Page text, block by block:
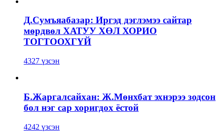
Д.Сумъяабазар: Иргэд дэглэмээ сайтар
мөрдвөл ХАТУУ ХӨЛ ХОРИО
ТОГТООХГҮЙ
4327 үзсэн
Б.Жаргалсайхан: Ж.Мөнхбат эхнэрээ зодсон
бол нэг сар хоригдох ёстой
4242 үзсэн